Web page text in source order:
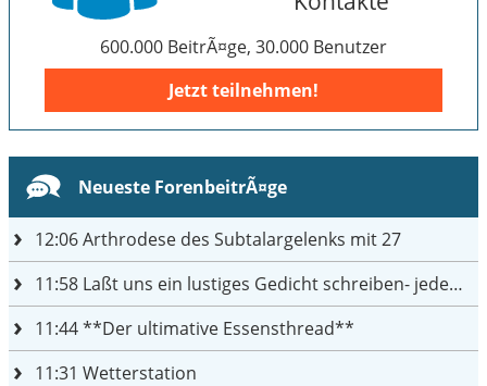
600.000 BeitrÃ¤ge, 30.000 Benutzer
Jetzt teilnehmen!
Neueste ForenbeitrÃ¤ge
12:06Arthrodese des Subtalargelenks mit 27
11:58 Laßt uns ein lustiges Gedicht schreiben- jeder einen Satz
11:44**Der ultimative Essensthread**
11:31 Wetterstation